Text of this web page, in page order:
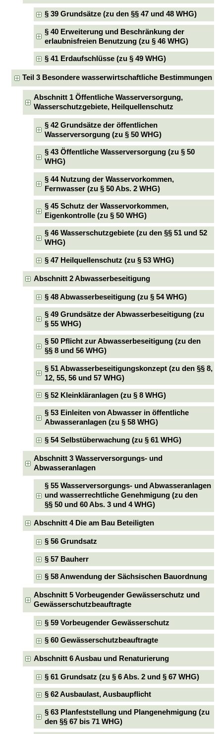
§ 39 Grundsätze (zu den §§ 47 und 48 WHG)
§ 40 Erweiterung und Beschränkung der
erlaubnisfreien Benutzung (zu § 46 WHG)
§ 41 Erdaufschlüsse (zu § 49 WHG)
Teil 3 Besondere wasserwirtschaftliche Bestimmungen
Abschnitt 1 Öffentliche Wasserversorgung,
Wasserschutzgebiete, Heilquellenschutz
§ 42 Grundsätze der öffentlichen
Wasserversorgung (zu § 50 WHG)
§ 43 Öffentliche Wasserversorgung (zu § 50
WHG)
§ 44 Nutzung der Wasservorkommen,
Fernwasser (zu § 50 Abs. 2 WHG)
§ 45 Schutz der Wasservorkommen,
Eigenkontrolle (zu § 50 WHG)
§ 46 Wasserschutzgebiete (zu den §§ 51 und 52
WHG)
§ 47 Heilquellenschutz (zu § 53 WHG)
Abschnitt 2 Abwasserbeseitigung
§ 48 Abwasserbeseitigung (zu § 54 WHG)
§ 49 Grundsätze der Abwasserbeseitigung (zu
§ 55 WHG)
§ 50 Pflicht zur Abwasserbeseitigung (zu den
§§ 8 und 56 WHG)
§ 51 Abwasserbeseitigungskonzept (zu den §§ 8,
12, 55, 56 und 57 WHG)
§ 52 Kleinkläranlagen (zu § 8 WHG)
§ 53 Einleiten von Abwasser in öffentliche
Abwasseranlagen (zu § 58 WHG)
§ 54 Selbstüberwachung (zu § 61 WHG)
Abschnitt 3 Wasserversorgungs- und
Abwasseranlagen
§ 55 Wasserversorgungs- und Abwasseranlagen
und wasserrechtliche Genehmigung (zu den
§§ 50 und 60 Abs. 3 und 4 WHG)
Abschnitt 4 Die am Bau Beteiligten
§ 56 Grundsatz
§ 57 Bauherr
§ 58 Anwendung der Sächsischen Bauordnung
Abschnitt 5 Vorbeugender Gewässerschutz und
Gewässerschutzbeauftragte
§ 59 Vorbeugender Gewässerschutz
§ 60 Gewässerschutzbeauftragte
Abschnitt 6 Ausbau und Renaturierung
§ 61 Grundsatz (zu § 6 Abs. 2 und § 67 WHG)
§ 62 Ausbaulast, Ausbaupflicht
§ 63 Planfeststellung und Plangenehmigung (zu
den §§ 67 bis 71 WHG)